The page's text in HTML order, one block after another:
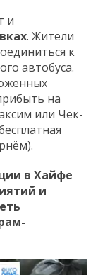
и
. Жители
к
автобуса.
на
или Чек-
в Хайфе
и